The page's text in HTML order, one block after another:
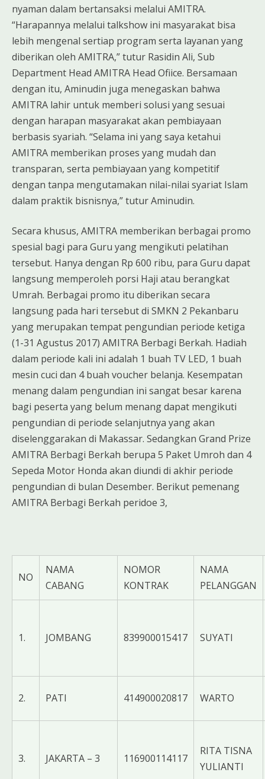
nyaman dalam bertansaksi melalui AMITRA.
“Harapannya melalui talkshow ini masyarakat bisa
lebih mengenal sertiap program serta layanan yang
diberikan oleh AMITRA,” tutur Rasidin Ali, Sub
Department Head AMITRA Head Ofiice. Bersamaan
dengan itu, Aminudin juga menegaskan bahwa
AMITRA lahir untuk memberi solusi yang sesuai
dengan harapan masyarakat akan pembiayaan
berbasis syariah. “Selama ini yang saya ketahui
AMITRA memberikan proses yang mudah dan
transparan, serta pembiayaan yang kompetitif
dengan tanpa mengutamakan nilai-nilai syariat Islam
dalam praktik bisnisnya,” tutur Aminudin.
Secara khusus, AMITRA memberikan berbagai promo
spesial bagi para Guru yang mengikuti pelatihan
tersebut. Hanya dengan Rp 600 ribu, para Guru dapat
langsung memperoleh porsi Haji atau berangkat
Umrah. Berbagai promo itu diberikan secara
langsung pada hari tersebut di SMKN 2 Pekanbaru
yang merupakan tempat pengundian periode ketiga
(1-31 Agustus 2017) AMITRA Berbagi Berkah. Hadiah
dalam periode kali ini adalah 1 buah TV LED, 1 buah
mesin cuci dan 4 buah voucher belanja. Kesempatan
menang dalam pengundian ini sangat besar karena
bagi peserta yang belum menang dapat mengikuti
pengundian di periode selanjutnya yang akan
diselenggarakan di Makassar. Sedangkan Grand Prize
AMITRA Berbagi Berkah berupa 5 Paket Umroh dan 4
Sepeda Motor Honda akan diundi di akhir periode
pengundian di bulan Desember. Berikut pemenang
AMITRA Berbagi Berkah peridoe 3,
NO
NAMA
CABANG
NOMOR
KONTRAK
NAMA
PELANGGAN
1. JOMBANG 839900015417 SUYATI
2. PATI 414900020817 WARTO
3. JAKARTA – 3 116900114117
RITA TISNA
YULIANTI